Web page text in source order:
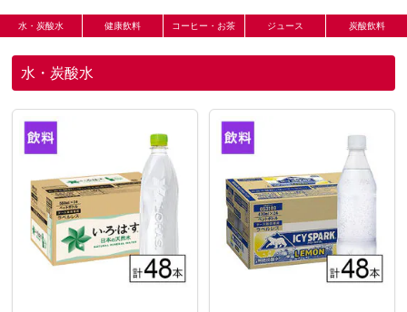
水・炭酸水 健康飲料 コーヒー・お茶 ジュース 炭酸飲料
水・炭酸水